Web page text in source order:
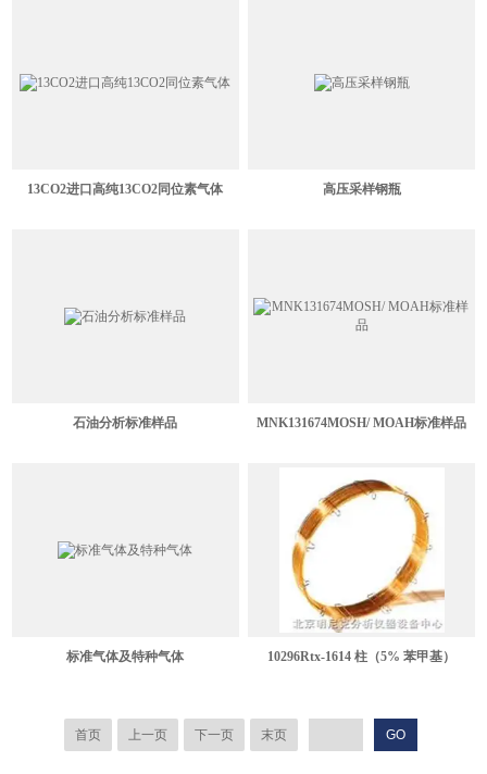
13CO2进口高纯13CO2同位素气体 高压采样钢瓶
石油分析标准样品 MNK131674MOSH/ MOAH标准样品
标准气体及特种气体 10296Rtx-1614 柱（5% 苯甲基）
首页 上一页 下一页 末页